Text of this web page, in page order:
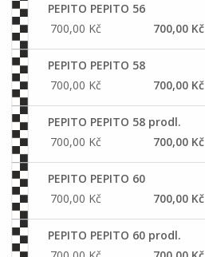
PEPITO PEPITO 56
700,00 Kč
700,00 Kč
PEPITO PEPITO 58
700,00 Kč
700,00 Kč
PEPITO PEPITO 58 prodl.
700,00 Kč
700,00 Kč
PEPITO PEPITO 60
700,00 Kč
700,00 Kč
PEPITO PEPITO 60 prodl.